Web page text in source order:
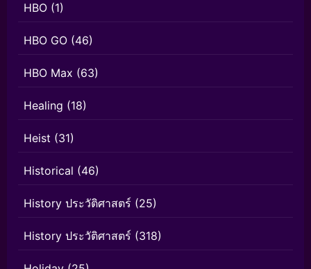
HBO (1)
HBO GO (46)
HBO Max (63)
Healing (18)
Heist (31)
Historical (46)
History ประวัติศาสตร์ (25)
History ประวัติศาสตร์ (318)